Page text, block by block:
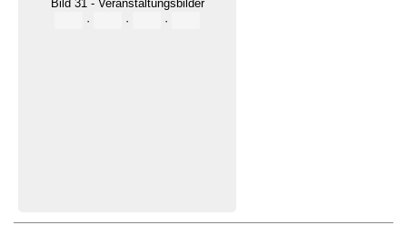
Bild 31 - Veranstaltungsbilder
·
· ·